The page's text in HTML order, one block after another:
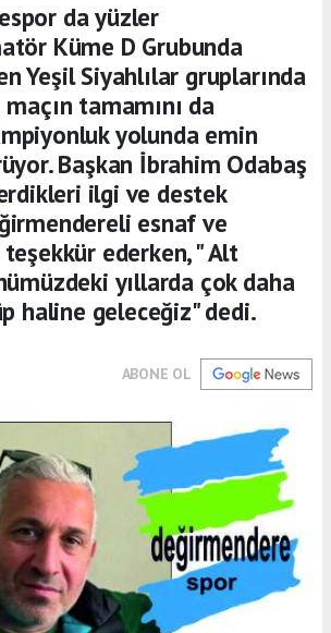
da yüzler
Küme D Grubunda
Yeşil Siyahlılar gruplarında
tamamını da
yolunda emin
Başkan İbrahim Odabaş
ilgi ve destek
esnaf ve
ederken, " Alt
yıllarda çok daha
haline geleceğiz" dedi.
ABONE OL